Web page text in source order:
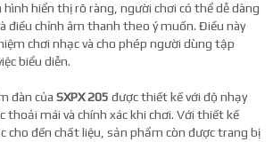
hiển thị rõ ràng, người chơi có thể dễ dàng
điều chỉnh âm thanh theo ý muốn. Điều này
chơi nhạc và cho phép người dùng tập
biểu diễn.
đàn của SXPX 205 được thiết kế với độ nhạy
thoải mái và chính xác khi chơi. Với thiết kế
cho đến chất liệu, sản phẩm còn được trang bị